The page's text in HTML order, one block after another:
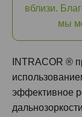
вблизи.
мы
INTRACOR ®
эффективное